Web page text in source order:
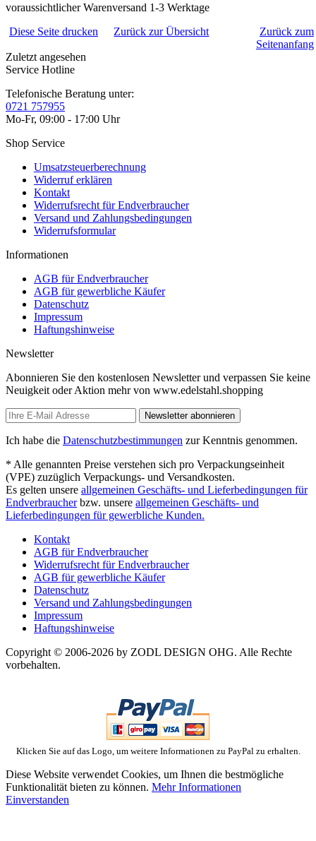
voraussichtlicher Warenversand 1-3 Werktage
Diese Seite drucken
Zurück zur Übersicht
Zurück zum
Seitenanfang
Zuletzt angesehen
Service Hotline
Telefonische Beratung unter:
0721 757955
Mo-Fr, 09:00 - 17:00 Uhr
Shop Service
Umsatzsteuerberechnung
Widerruf erklären
Kontakt
Widerrufsrecht für Endverbraucher
Versand und Zahlungsbedingungen
Widerrufsformular
Informationen
AGB für Endverbraucher
AGB für gewerbliche Käufer
Datenschutz
Impressum
Haftungshinweise
Newsletter
Abonnieren Sie den kostenlosen Newsletter und verpassen Sie keine
Neuigkeit oder Aktion mehr von www.edelstahl.shopping
Newsletter abonnieren
Ich habe die Datenschutzbestimmungen zur Kenntnis genommen.
* Alle genannten Preise verstehen sich pro Verpackungseinheit
(VPE) zuzüglich Verpackungs- und Versandkosten.
Es gelten unsere allgemeinen Geschäfts- und Lieferbedingungen für
Endverbraucherbzw. unsere allgemeinen Geschäfts- und
Lieferbedingungen für gewerbliche Kunden.
Kontakt
AGB für Endverbraucher
Widerrufsrecht für Endverbraucher
AGB für gewerbliche Käufer
Datenschutz
Versand und Zahlungsbedingungen
Impressum
Haftungshinweise
Copyright © 2006-2026 by ZODL DESIGN OHG. Alle Rechte
vorbehalten.
Klicken Sie auf das Logo, um weitere Informationen zu PayPal zu erhalten.
Diese Website verwendet Cookies, um Ihnen die bestmögliche
Funktionalität bieten zu können. Mehr Informationen
Einverstanden